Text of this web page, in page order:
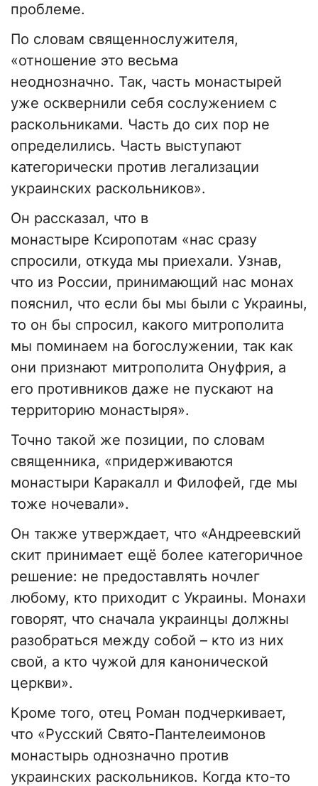
проблеме.
По словам священнослужителя,
«отношение это весьма
неоднозначно. Так, часть монастырей
уже осквернили себя сослужением с
раскольниками. Часть до сих пор не
определились. Часть выступают
категорически против легализации
украинских раскольников».
Он рассказал, что в
монастыре Ксиропотам «нас сразу
спросили, откуда мы приехали. Узнав,
что из России, принимающий нас монах
пояснил, что если бы мы были с Украины,
то он бы спросил, какого митрополита
мы поминаем на богослужении, так как
они признают митрополита Онуфрия, а
его противников даже не пускают на
территорию монастыря».
Точно такой же позиции, по словам
священника, «придерживаются
монастыри Каракалл и Филофей, где мы
тоже ночевали».
Он также утверждает, что «Андреевский
скит принимает ещё более категоричное
решение: не предоставлять ночлег
любому, кто приходит с Украины. Монахи
говорят, что сначала украинцы должны
разобраться между собой – кто из них
свой, а кто чужой для канонической
церкви».
Кроме того, отец Роман подчеркивает,
что «Русский Свято-Пантелеимонов
монастырь однозначно против
украинских раскольников. Когда кто-то